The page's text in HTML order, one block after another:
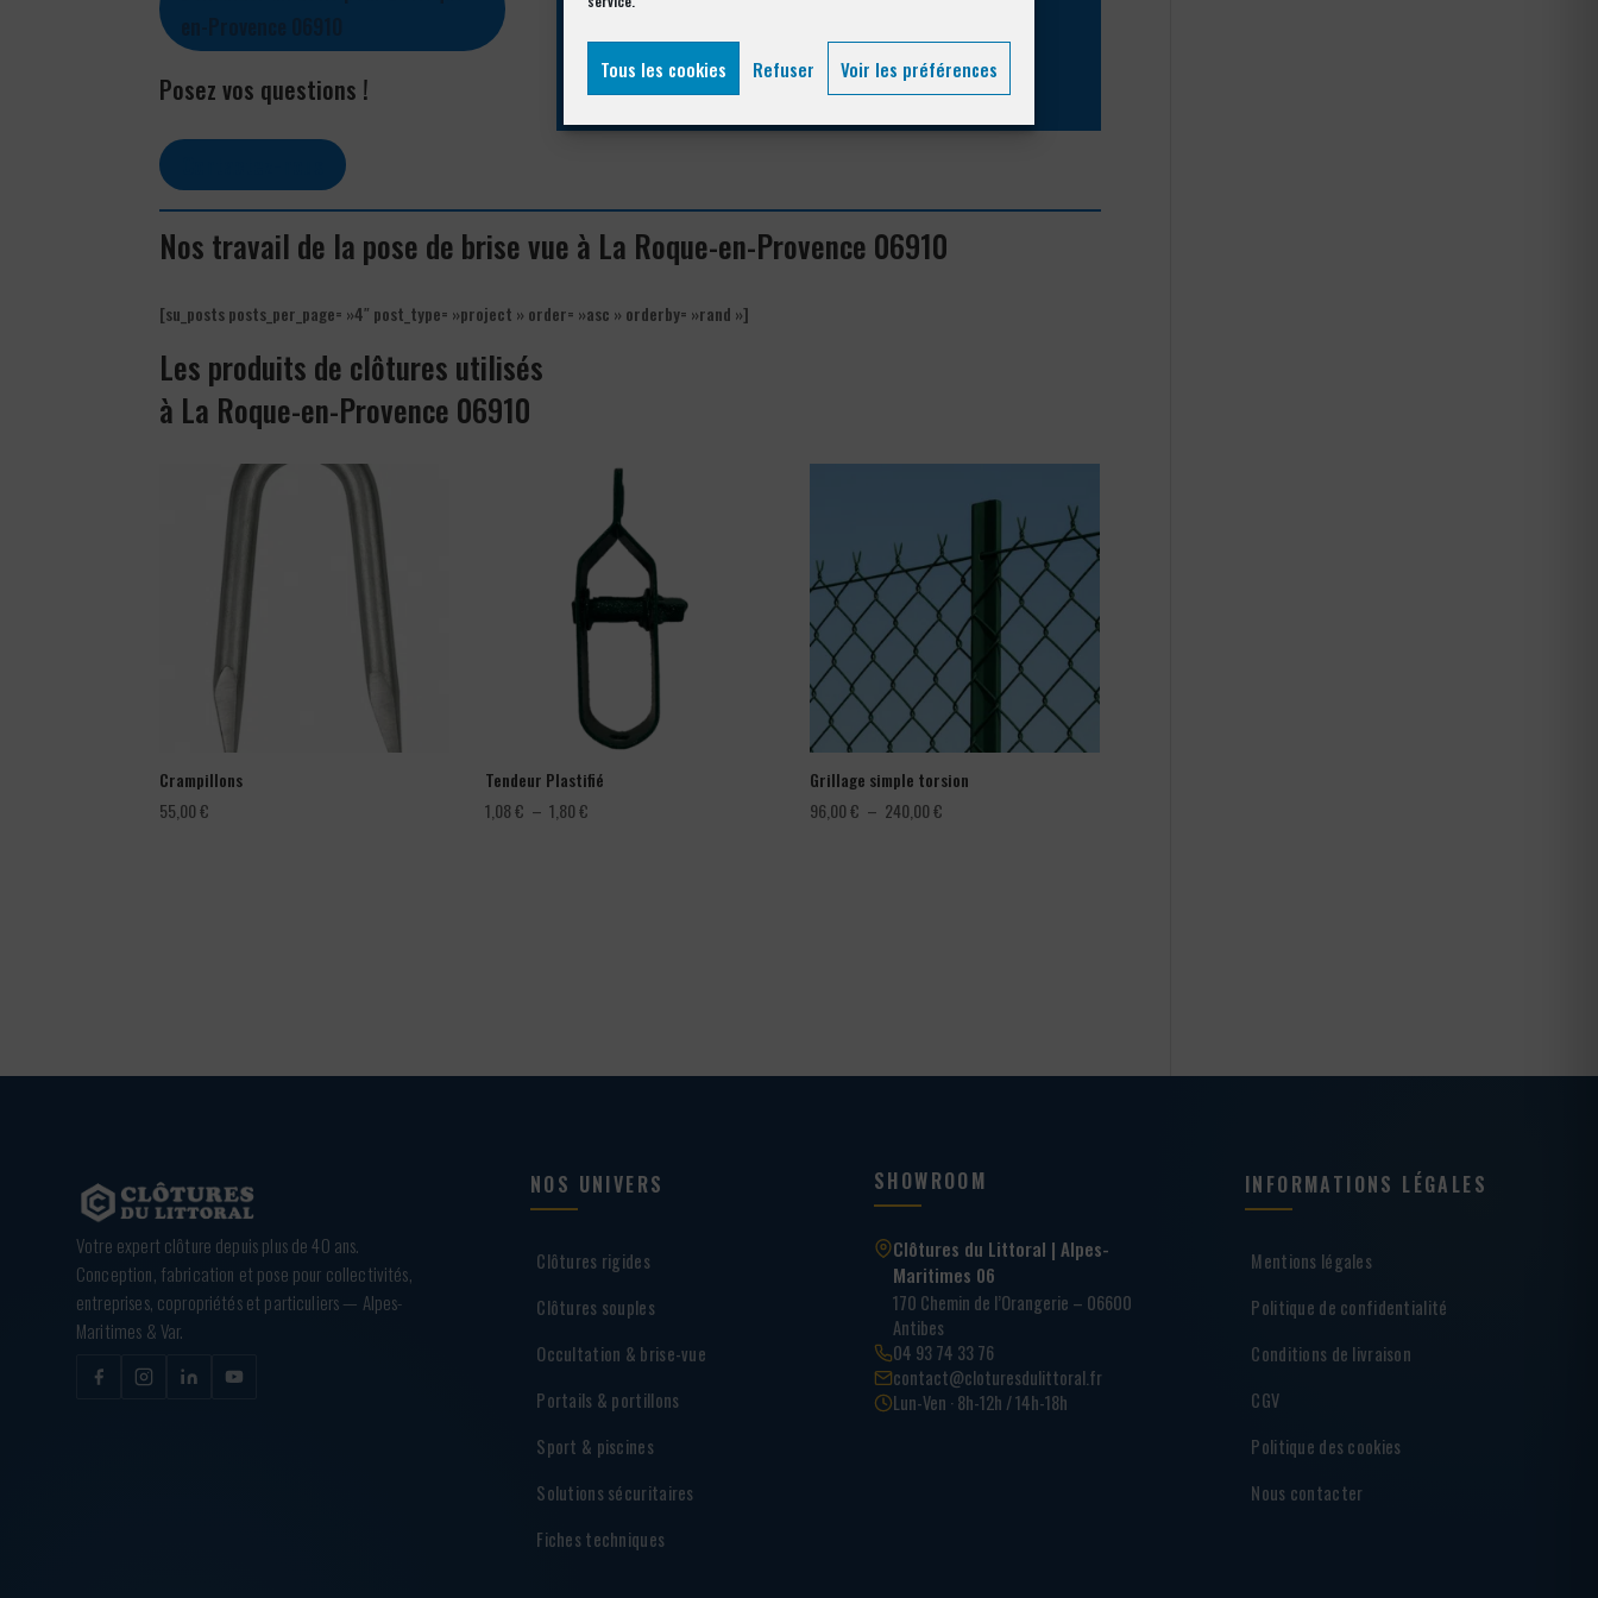
Tous les cookies Refuser Voir les préférences
Posez vos questions !
04 93 74 33 76
Nos travail de la pose de brise vue à La Roque-en-Provence 06910
[su_posts posts_per_page= »4″ post_type= »project » order= »asc » orderby= »rand »]
Les produits de clôtures utilisés
à La Roque-en-Provence 06910
Crampillons
55,00€
Tendeur Plastifié
1,08€ – 1,80€Plage
Grillage simple torsion
96,00€ – 240,00€
Votre expert clôture depuis plus de 40 ans.
Conception, fabrication et pose pour collectivités,
entreprises, copropriétés et particuliers — Alpes-
Maritimes & Var.
NOS UNIVERS
Clôtures rigides
Clôtures souples
Occultation & brise-vue
Portails & portillons
Sport & piscines
Solutions sécuritaires
Fiches techniques
SHOWROOM
Clôtures du Littoral | Alpes-
Maritimes 06
170 Chemin de l’Orangerie – 06600
Antibes
04 93 74 33 76
contact@cloturesdulittoral.fr
Lun-Ven · 8h-12h / 14h-18h
INFORMATIONS LÉGALES
Mentions légales
Politique de confidentialité
Conditions de livraison
CGV
Politique des cookies
Nous contacter